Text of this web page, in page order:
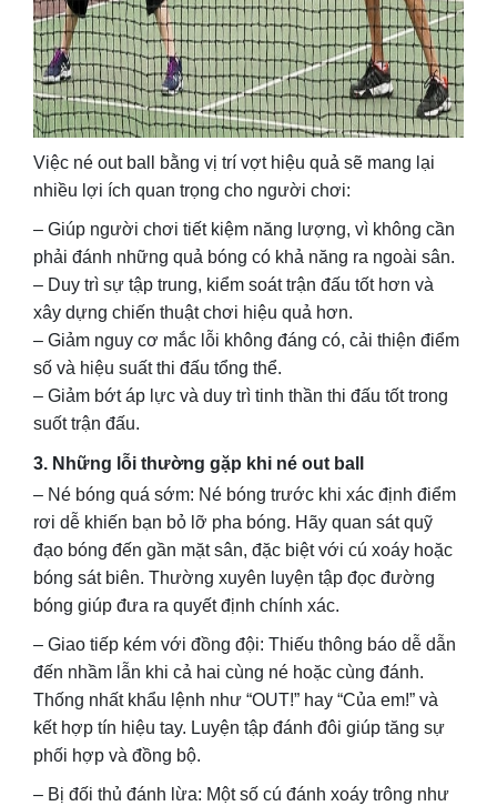
Việc né out ball bằng vị trí vợt hiệu quả sẽ mang lại
nhiều lợi ích quan trọng cho người chơi:
– Giúp người chơi tiết kiệm năng lượng, vì không cần
phải đánh những quả bóng có khả năng ra ngoài sân.
– Duy trì sự tập trung, kiểm soát trận đấu tốt hơn và
xây dựng chiến thuật chơi hiệu quả hơn.
– Giảm nguy cơ mắc lỗi không đáng có, cải thiện điểm
số và hiệu suất thi đấu tổng thể.
– Giảm bớt áp lực và duy trì tinh thần thi đấu tốt trong
suốt trận đấu.
3. Những lỗi thường gặp khi né out ball
– Né bóng quá sớm: Né bóng trước khi xác định điểm
rơi dễ khiến bạn bỏ lỡ pha bóng. Hãy quan sát quỹ
đạo bóng đến gần mặt sân, đặc biệt với cú xoáy hoặc
bóng sát biên. Thường xuyên luyện tập đọc đường
bóng giúp đưa ra quyết định chính xác.
– Giao tiếp kém với đồng đội: Thiếu thông báo dễ dẫn
đến nhầm lẫn khi cả hai cùng né hoặc cùng đánh.
Thống nhất khẩu lệnh như “OUT!” hay “Của em!” và
kết hợp tín hiệu tay. Luyện tập đánh đôi giúp tăng sự
phối hợp và đồng bộ.
– Bị đối thủ đánh lừa: Một số cú đánh xoáy trông như